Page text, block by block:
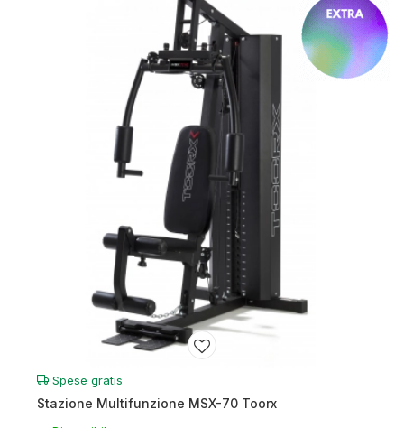
Spese gratis
Stazione Multifunzione MSX-70 Toorx